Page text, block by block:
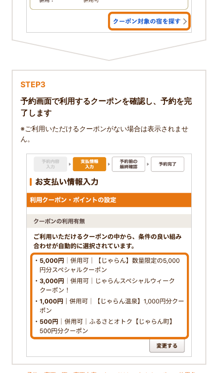
STEP3
予約画面で利用するクーポンを確認し、予約を完
了します
※ご利用いただけるクーポンがない場合は表示されませ
ん。